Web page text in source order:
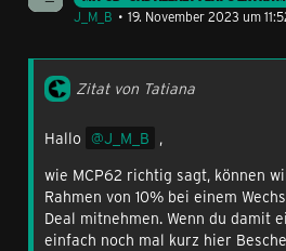
J_M_B
19. November 2023 um
Zitat von Tatiana
Hallo J_M_B ,
wie MCP62 richtig sagt, können
Rahmen von 10% bei einem
Deal mitnehmen. Wenn du damit
einfach noch mal kurz hier